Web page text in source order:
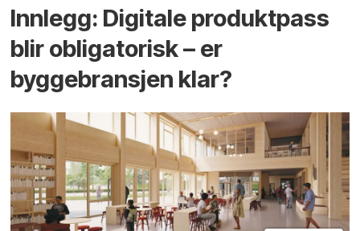
Innlegg: Digitale produktpass
blir obligatorisk – er
byggebransjen klar?